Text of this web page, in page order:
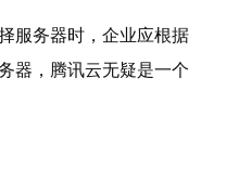
服务器时，企业应根据
器，腾讯云无疑是一个